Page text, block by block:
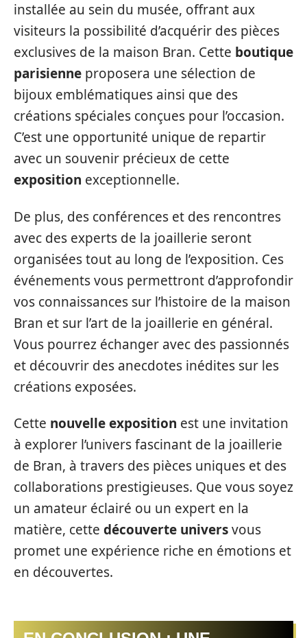
installée au sein du musée, offrant aux
visiteurs la possibilité d’acquérir des pièces
exclusives de la maison Bran. Cette boutique
parisienne proposera une sélection de
bijoux emblématiques ainsi que des
créations spéciales conçues pour l’occasion.
C’est une opportunité unique de repartir
avec un souvenir précieux de cette
exposition exceptionnelle.
De plus, des conférences et des rencontres
avec des experts de la joaillerie seront
organisées tout au long de l’exposition. Ces
événements vous permettront d’approfondir
vos connaissances sur l’histoire de la maison
Bran et sur l’art de la joaillerie en général.
Vous pourrez échanger avec des passionnés
et découvrir des anecdotes inédites sur les
créations exposées.
Cette nouvelle exposition est une invitation
à explorer l’univers fascinant de la joaillerie
de Bran, à travers des pièces uniques et des
collaborations prestigieuses. Que vous soyez
un amateur éclairé ou un expert en la
matière, cette découverte universvous
promet une expérience riche en émotions et
en découvertes.